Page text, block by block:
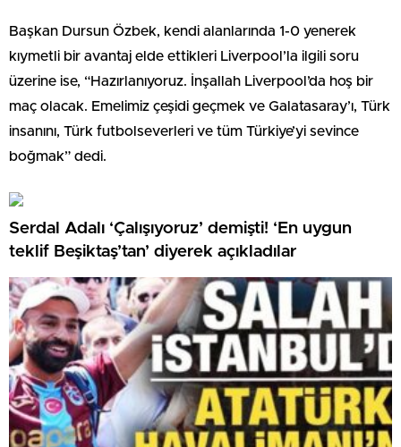
Başkan Dursun Özbek, kendi alanlarında 1-0 yenerek
kıymetli bir avantaj elde ettikleri Liverpool’la ilgili soru
üzerine ise, “Hazırlanıyoruz. İnşallah Liverpool’da hoş bir
maç olacak. Emelimiz çeşidi geçmek ve Galatasaray’ı, Türk
insanını, Türk futbolseverleri ve tüm Türkiye’yi sevince
boğmak” dedi.
Serdal Adalı ‘Çalışıyoruz’ demişti! ‘En uygun
teklif Beşiktaş’tan’ diyerek açıkladılar